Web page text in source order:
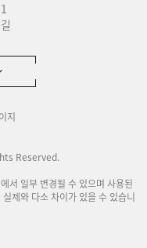
지
Reserved.
서 일부 변경될 수 있으며 사용된
제와 다소 차이가 있을 수 있습니